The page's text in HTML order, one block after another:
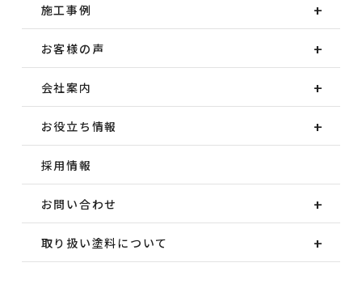
施工事例
お客様の声
会社案内
お役立ち情報
採用情報
お問い合わせ
取り扱い塗料について